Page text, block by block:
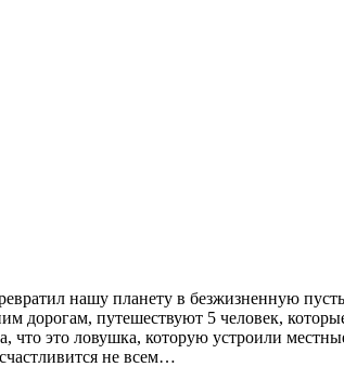
нашу планету в безжизненную
дорогам, путешествуют 5 человек,
что это ловушка, которую устроили
не всем…